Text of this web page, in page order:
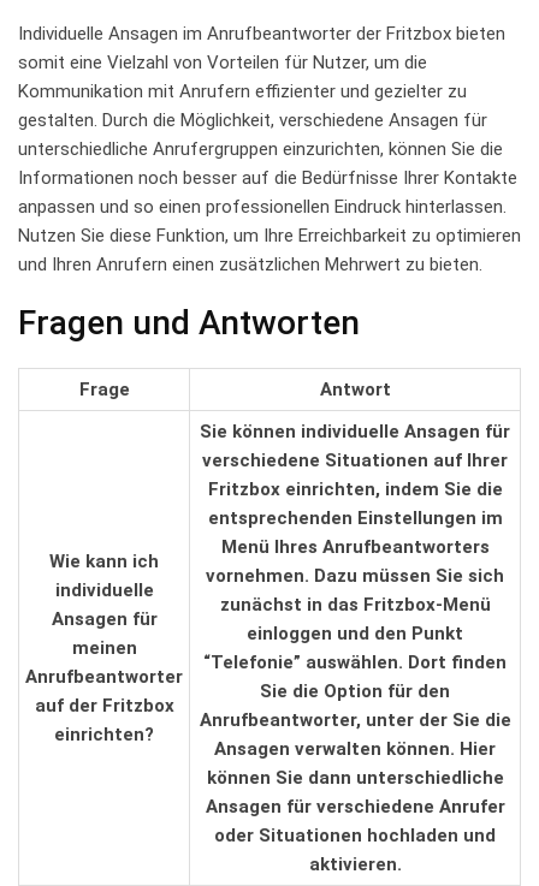
Individuelle Ansagen im Anrufbeantworter ​der Fritzbox​ bieten ​
somit⁢ eine Vielzahl von​ Vorteilen ⁣für Nutzer, um die
Kommunikation⁤ mit ​Anrufern⁢ effizienter ​und gezielter zu
⁢gestalten. ⁤Durch ‌die Möglichkeit, verschiedene Ansagen für⁣
unterschiedliche Anrufergruppen einzurichten, ​können Sie die
Informationen noch besser auf die Bedürfnisse Ihrer Kontakte
‍anpassen und so einen professionellen⁣ Eindruck hinterlassen.
Nutzen Sie‌ diese Funktion,‍ um Ihre Erreichbarkeit zu optimieren
und Ihren Anrufern ‌einen ⁢zusätzlichen Mehrwert zu‌ bieten.
Fragen und Antworten
Frage Antwort
Wie kann ich
individuelle
Ansagen für
meinen
Anrufbeantworter
auf der Fritzbox
einrichten?
Sie können‍ individuelle ⁤Ansagen für
verschiedene Situationen ‍auf ⁣Ihrer
Fritzbox einrichten, indem Sie die
⁢entsprechenden ​Einstellungen im
‍Menü Ihres Anrufbeantworters
⁣vornehmen.⁣ Dazu müssen Sie sich
zunächst in ‍das Fritzbox-Menü
einloggen und den Punkt
“Telefonie” auswählen. Dort finden‌
Sie die ⁤Option für den
Anrufbeantworter, unter ⁣der ​Sie die
Ansagen⁤ verwalten können. Hier
können Sie ‌dann unterschiedliche
Ansagen für⁤ verschiedene Anrufer
oder Situationen hochladen ‍und
aktivieren.